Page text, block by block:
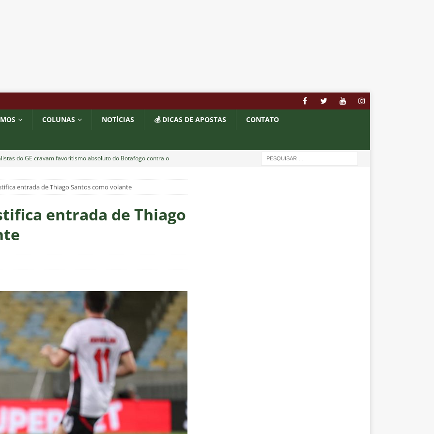
COLUNAS NOTÍCIAS 💰 DICAS DE APOSTAS CONTATO
do GE cravam favoritismo absoluto do Botafogo contra o
x Fluminense: Previsão do tempo indica noite quente e abafada
aos jogos da 22ª rodada do Brasileirão 2026: confira a tabela
RIVAL! Próximo adversário do Fluminense na Libertadores,
show de Alex Arce
NOTÍCIAS
Fluminense apresenta proposta por atacante do Sport
John Kennedy fora da temporada é um duro golpe para o
COLUNAS
testa mudanças no Fluminense para o clássico contra o
NOTÍCIAS
divulga escala de arbitragem para Fluminense x Independiente
entrada de Thiago Santos como volante
entrada de Thiago